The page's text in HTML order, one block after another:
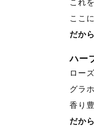
これ
ここ
だか
ハー
ロー
グラ
香り
だか